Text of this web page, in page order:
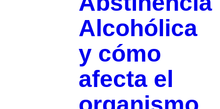
Alcohólica
y cómo
afecta el